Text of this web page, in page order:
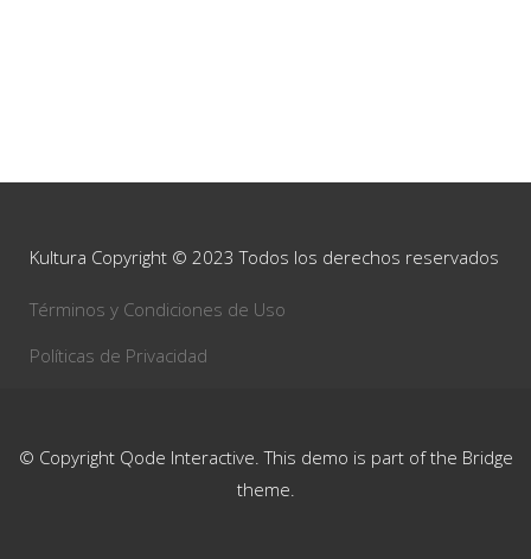
Kultura Copyright © 2023 Todos los derechos reservados
Términos y Condiciones de Uso
Políticas de Privacidad
© Copyright Qode Interactive. This demo is part of the Bridge
theme.